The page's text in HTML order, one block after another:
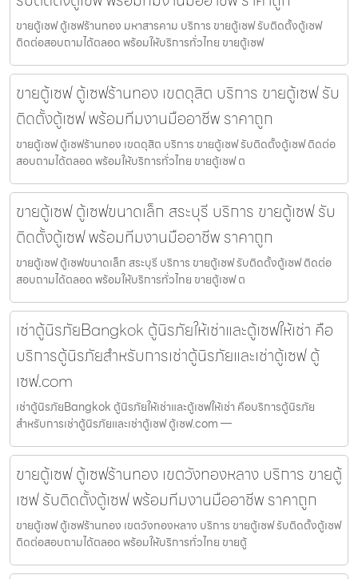
ขายตู้เซฟ ตู้เซฟร้านทอง มหาสารคาม บริการ ขายตู้เซฟ รับติดตั้งตู้เซฟ
ติดต่อสอบถามได้ตลอด พร้อมให้บริการทั่วไทย ขายตู้เซฟ
ขายตู้เซฟ ตู้เซฟร้านทอง เขตดุสิต บริการ ขายตู้เซฟ รับ
ติดตั้งตู้เซฟ พร้อมทีมงานมืออาชีพ ราคาถูก
ขายตู้เซฟ ตู้เซฟร้านทอง เขตดุสิต บริการ ขายตู้เซฟ รับติดตั้งตู้เซฟ ติดต่อ
สอบถามได้ตลอด พร้อมให้บริการทั่วไทย ขายตู้เซฟ ต
ขายตู้เซฟ ตู้เซฟขนาดเล็ก สระบุรี บริการ ขายตู้เซฟ รับ
ติดตั้งตู้เซฟ พร้อมทีมงานมืออาชีพ ราคาถูก
ขายตู้เซฟ ตู้เซฟขนาดเล็ก สระบุรี บริการ ขายตู้เซฟ รับติดตั้งตู้เซฟ ติดต่อ
สอบถามได้ตลอด พร้อมให้บริการทั่วไทย ขายตู้เซฟ ต
เช่าตู้นิรภัยBangkok ตู้นิรภัยให้เช่าและตู้เซฟให้เช่า คือ
บริการตู้นิรภัยสำหรับการเช่าตู้นิรภัยและเช่าตู้เซฟ ตู้
เซฟ.com
เช่าตู้นิรภัยBangkok ตู้นิรภัยให้เช่าและตู้เซฟให้เช่า คือบริการตู้นิรภัย
สำหรับการเช่าตู้นิรภัยและเช่าตู้เซฟ ตู้เซฟ.com —
ขายตู้เซฟ ตู้เซฟร้านทอง เขตวังทองหลาง บริการ ขายตู้
เซฟ รับติดตั้งตู้เซฟ พร้อมทีมงานมืออาชีพ ราคาถูก
ขายตู้เซฟ ตู้เซฟร้านทอง เขตวังทองหลาง บริการ ขายตู้เซฟ รับติดตั้งตู้เซฟ
ติดต่อสอบถามได้ตลอด พร้อมให้บริการทั่วไทย ขายตู้